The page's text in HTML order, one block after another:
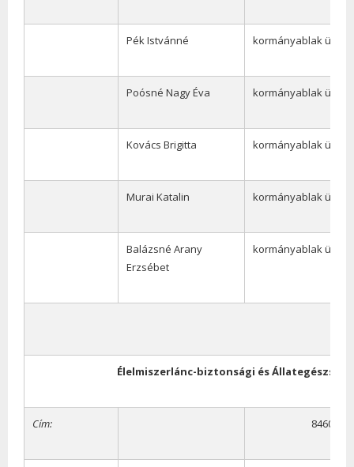
Pék Istvánné kormányablak
Poósné Nagy Éva kormányablak
Kovács Brigitta kormányablak
Murai Katalin kormányablak
Balázsné Arany
Erzsébet
kormányablak
Élelmiszerlánc-biztonsági és
Cím: 8460